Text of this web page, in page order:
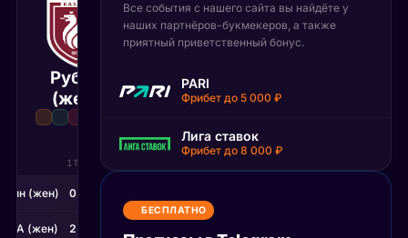
Рубин
(жен)
20 июня 2026
14:00 МСК
2:3
Матч завершён
1Т
(жен) 0
(жен) 2
Все события с нашего сайта вы найдёте у
наших партнёров-букмекеров, а также
приятный приветственный бонус.
PARI
Фрибет до 5 000 ₽
Лига ставок
Фрибет до 8 000 ₽
БЕСПЛАТНО